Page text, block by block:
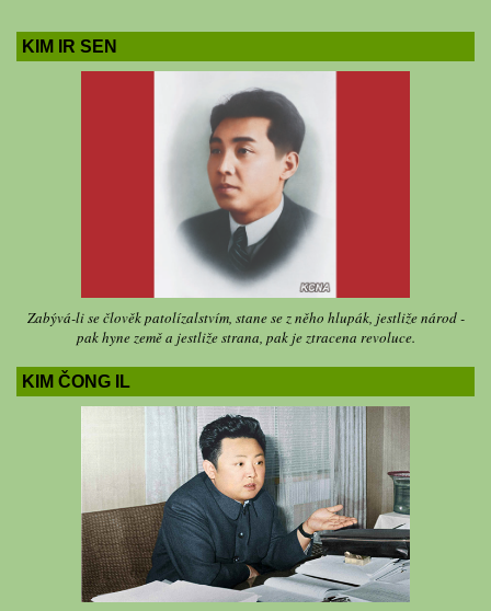
KIM IR SEN
Zabývá-li se člověk patolízalstvím, stane se z něho hlupák, jestliže národ -
pak hyne země a jestliže strana, pak je ztracena revoluce.
KIM ČONG IL